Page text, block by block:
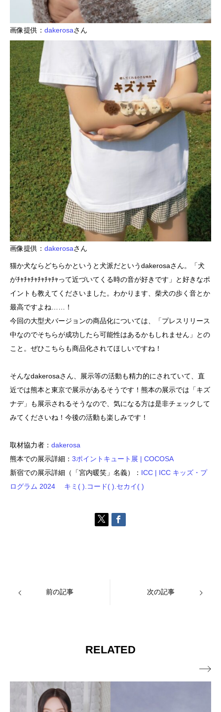
画像提供： dakerosaさん
画像提供： dakerosaさん
猫か犬ならどちらかというと犬派だというdakerosaさん。「犬
がﾁｬﾁｬﾁｬﾁｬﾁｬﾁｬって近づいてくる時の音が好きです」と好きなポ
イントも教えてくださいました。わかります、柴犬の歩く音とか
最高ですよね……！
今回の大型犬バージョンの商品化については、「プレスリリース
中なのでそちらが成功したら可能性はあるかもしれません」との
こと。ぜひこちらも商品化されてほしいですね！
そんなdakerosaさん、展示等の活動も精力的にされていて、直
近では熊本と東京で展示があるそうです！熊本の展示では「キズ
ナデ」も展示されるそうなので、気になる方は是非チェックして
みてくださいね！今後の活動も楽しみです！
取材協力者： dakerosa
熊本での展示詳細： 3ポイントキュート展 | COCOSA
新宿での展示詳細（「宮内暖笑」名義）： ICC | ICC キッズ・プ
ログラム 2024 キミ( ).コード( ).セカイ( )
前の記事 次の記事
RELATED
